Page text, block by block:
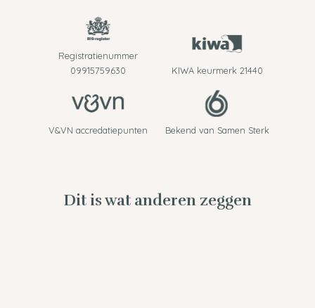
Registratienummer
09915759630
KIWA keurmerk 21440
V&VN accredatiepunten Bekend van Samen Sterk
Dit is wat anderen zeggen